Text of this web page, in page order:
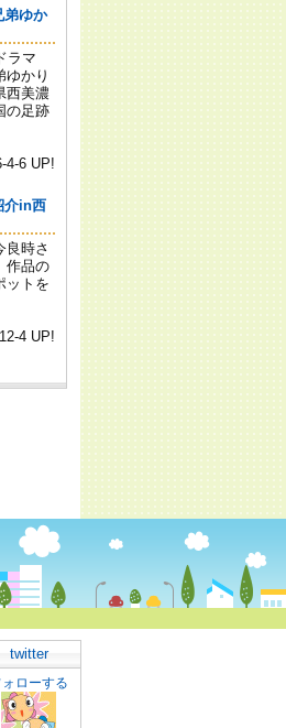
twitter
ォローする